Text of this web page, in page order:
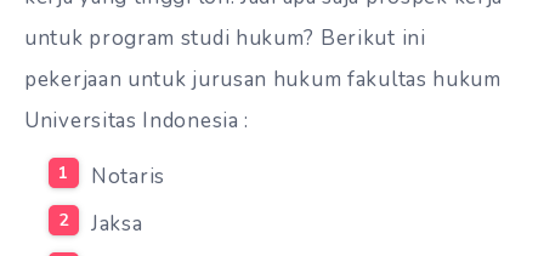
untuk program studi hukum? Berikut ini
pekerjaan untuk jurusan hukum fakultas hukum
Universitas Indonesia :
Notaris
Jaksa